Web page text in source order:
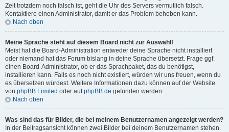
Zeit trotzdem noch falsch ist, geht die Uhr des Servers vermutlich falsch.
Kontaktiere einen Administrator, damit er das Problem beheben kann.
Nach oben
Meine Sprache steht auf diesem Board nicht zur Auswahl!
Meist hat die Board-Administration entweder deine Sprache nicht installiert
oder niemand hat das Forum bislang in deine Sprache übersetzt. Frage ggf.
einen Board-Administrator, ob er das Sprachpaket, das du benötigst,
installieren kann. Falls es noch nicht existiert, würden wir uns freuen, wenn du
es übersetzen würdest. Weitere Informationen dazu können auf der Website
von phpBB Limited oder aufphpBB.de gefunden werden.
Nach oben
Was sind das für Bilder, die bei meinem Benutzernamen angezeigt werden?
In der Beitragsansicht können zwei Bilder bei deinem Benutzernamen stehen.